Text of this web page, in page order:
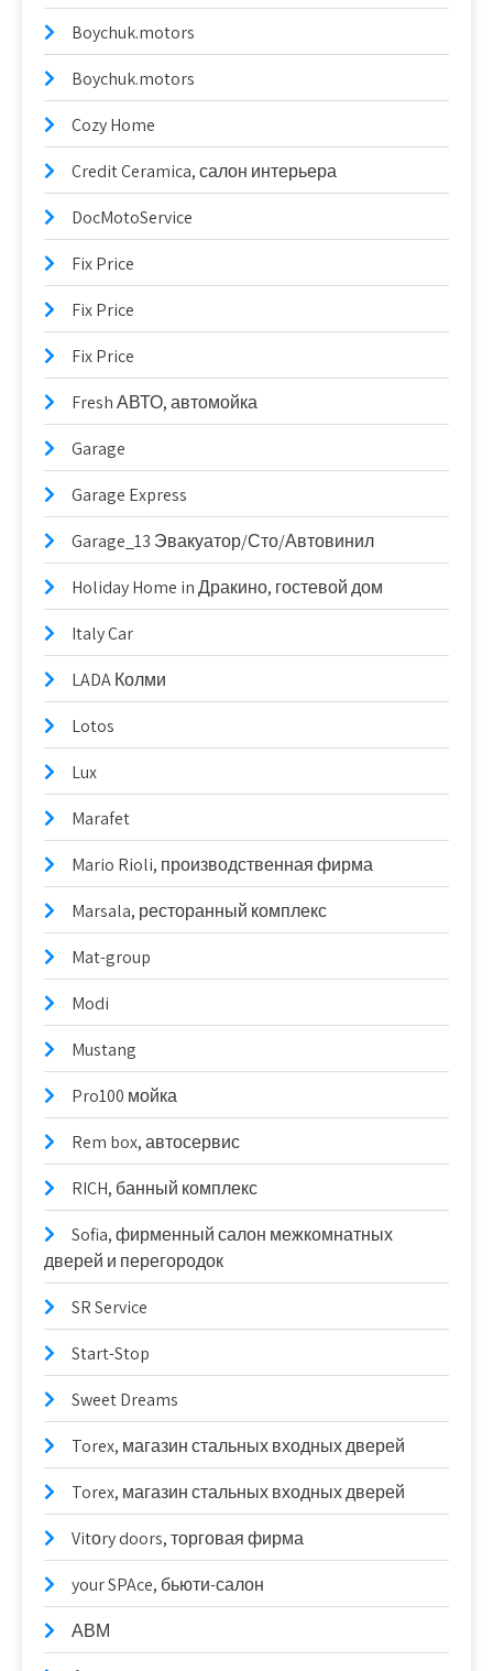
Boychuk.motors
Boychuk.motors
Cozy Home
Credit Ceramica, салон интерьера
DocMotoService
Fix Price
Fix Price
Fix Price
Fresh АВТО, автомойка
Garage
Garage Express
Garage_13 Эвакуатор/Сто/Автовинил
Holiday Home in Дракино, гостевой дом
Italy Car
LADA Колми
Lotos
Lux
Marafet
Mario Rioli, производственная фирма
Marsala, ресторанный комплекс
Mat-group
Modi
Mustang
Pro100 мойка
Rem box, автосервис
RICH, банный комплекс
Sofia, фирменный салон межкомнатных
дверей и перегородок
SR Service
Start-Stop
Sweet Dreams
Torex, магазин стальных входных дверей
Torex, магазин стальных входных дверей
Vitоry doors, торговая фирма
your SPAce, бьюти-салон
АВМ